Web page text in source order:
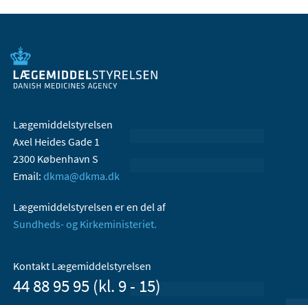
Lægemiddelstyrelsen
Axel Heides Gade 1
2300 København S
Email: dkma@dkma.dk
Lægemiddelstyrelsen er en del af
Sundheds- og Kirkeministeriet.
Kontakt Lægemiddelstyrelsen
44 88 95 95 (kl. 9 - 15)